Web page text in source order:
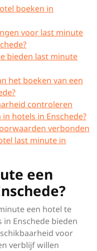
boeken in
voor last minute
bieden last minute
het boeken van een
controleren
hotels in Enschede?
verbonden
last minute in
een
een hotel te
in Enschede bieden
voor
verblijf willen